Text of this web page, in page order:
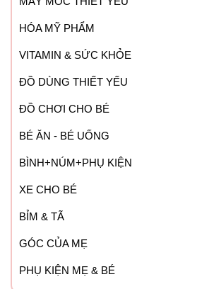
HÓA MỸ PHẨM
VITAMIN & SỨC KHỎE
ĐỒ DÙNG THIẾT YẾU
ĐỒ CHƠI CHO BÉ
BÉ ĂN - BÉ UỐNG
BÌNH+NÚM+PHỤ KIỆN
XE CHO BÉ
BỈM & TÃ
GÓC CỦA MẸ
PHỤ KIỆN MẸ & BÉ